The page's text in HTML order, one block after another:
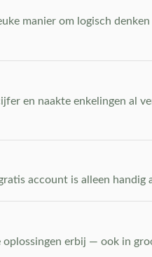
manier om logisch
en naakte enkelingen al
account is alleen
erbij — ook in